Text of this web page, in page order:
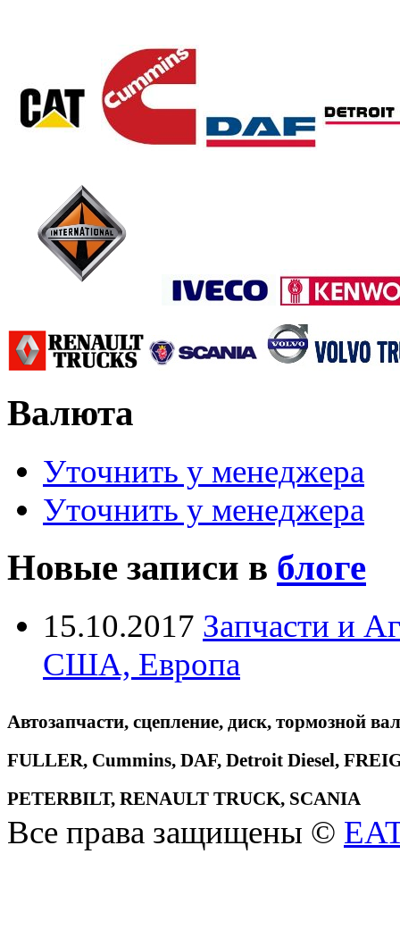
Валюта
Уточнить у менеджера
Уточнить у менеджера
Новые записи в блоге
15.10.2017 Запчасти и
США, Европа
Автозапчасти, сцепление, диск, тормозной
FULLER, Cummins, DAF, Detroit Diesel,
PETERBILT, RENAULT TRUCK, SCANIA
Все права защищены ©